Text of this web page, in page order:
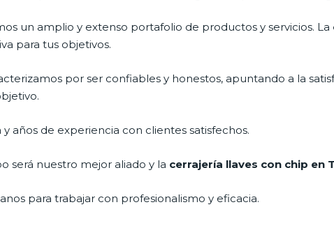
un amplio y extenso portafolio de productos y servicios. La
para tus objetivos.
por ser confiables y honestos, apuntando a la
y años de experiencia con clientes satisfechos.
será nuestro mejor aliado y la cerrajería llaves con chip en
para trabajar con profesionalismo y eficacia.